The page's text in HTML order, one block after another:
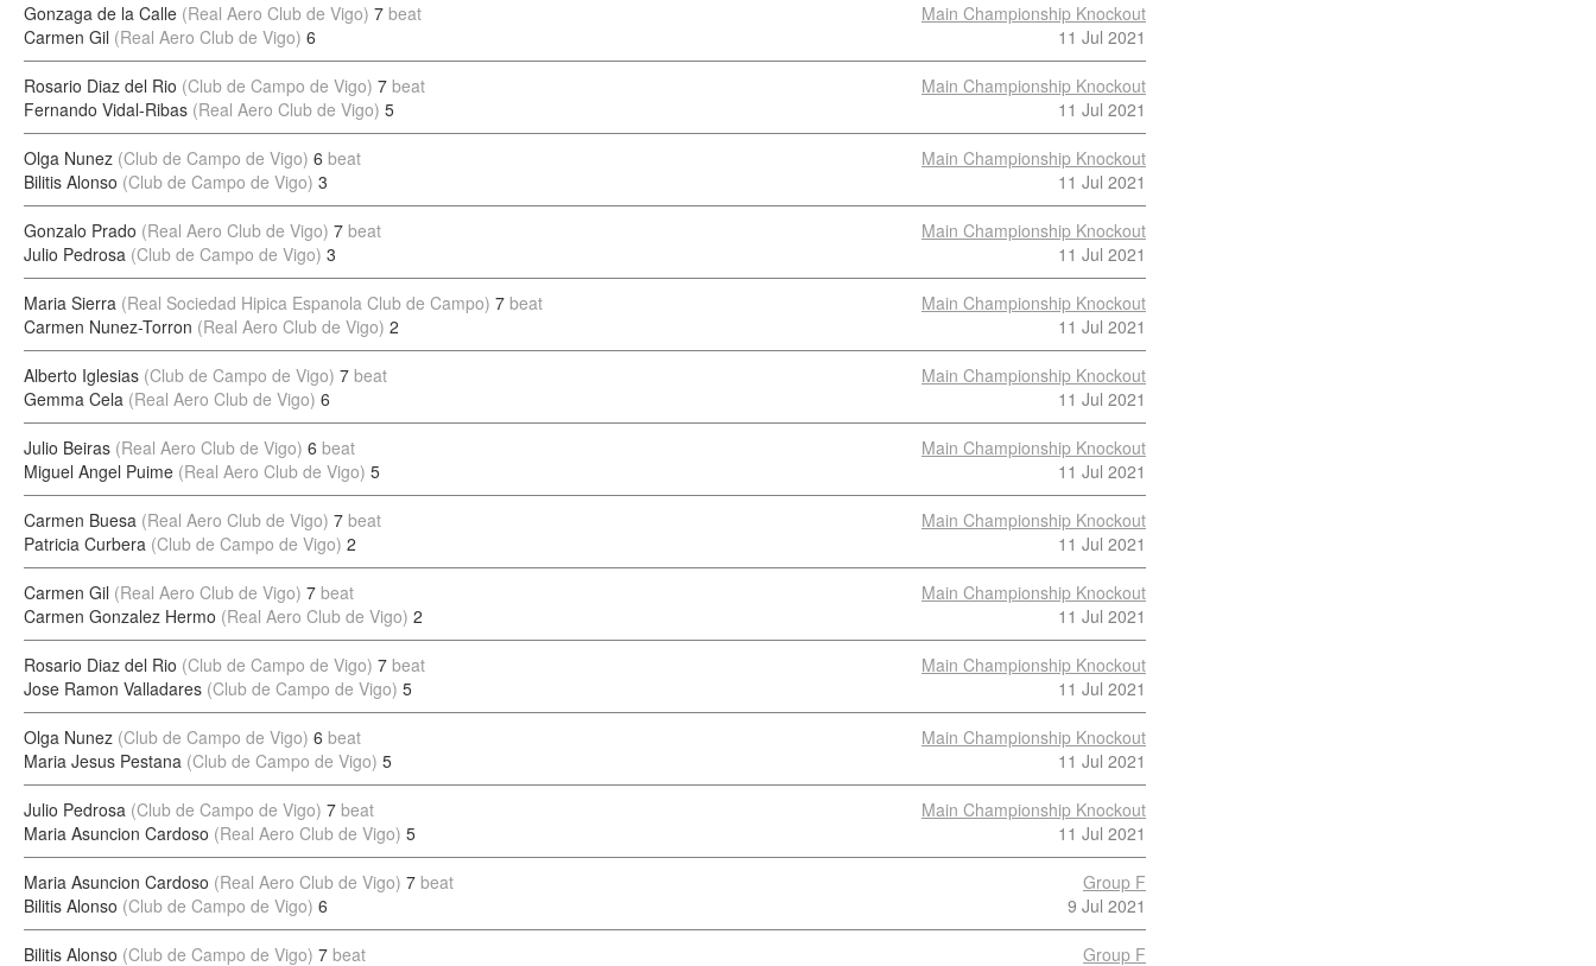
Gonzaga de la Calle (Real Aero Club de Vigo) 7 beat
Carmen Gil (Real Aero Club de Vigo) 6
Main Championship Knockout
11 Jul 2021
Rosario Diaz del Rio (Club de Campo de Vigo) 7 beat
Fernando Vidal-Ribas (Real Aero Club de Vigo) 5
Main Championship Knockout
11 Jul 2021
Olga Nunez (Club de Campo de Vigo) 6 beat
Bilitis Alonso (Club de Campo de Vigo) 3
Main Championship Knockout
11 Jul 2021
Gonzalo Prado (Real Aero Club de Vigo) 7 beat
Julio Pedrosa (Club de Campo de Vigo) 3
Main Championship Knockout
11 Jul 2021
Maria Sierra (Real Sociedad Hipica Espanola Club de Campo) 7 beat
Carmen Nunez-Torron (Real Aero Club de Vigo) 2
Main Championship Knockout
11 Jul 2021
Alberto Iglesias (Club de Campo de Vigo) 7 beat
Gemma Cela (Real Aero Club de Vigo) 6
Main Championship Knockout
11 Jul 2021
Julio Beiras (Real Aero Club de Vigo) 6 beat
Miguel Angel Puime (Real Aero Club de Vigo) 5
Main Championship Knockout
11 Jul 2021
Carmen Buesa (Real Aero Club de Vigo) 7 beat
Patricia Curbera (Club de Campo de Vigo) 2
Main Championship Knockout
11 Jul 2021
Carmen Gil (Real Aero Club de Vigo) 7 beat
Carmen Gonzalez Hermo (Real Aero Club de Vigo) 2
Main Championship Knockout
11 Jul 2021
Rosario Diaz del Rio (Club de Campo de Vigo) 7 beat
Jose Ramon Valladares (Club de Campo de Vigo) 5
Main Championship Knockout
11 Jul 2021
Olga Nunez (Club de Campo de Vigo) 6 beat
Maria Jesus Pestana (Club de Campo de Vigo) 5
Main Championship Knockout
11 Jul 2021
Julio Pedrosa (Club de Campo de Vigo) 7 beat
Maria Asuncion Cardoso (Real Aero Club de Vigo) 5
Main Championship Knockout
11 Jul 2021
Maria Asuncion Cardoso (Real Aero Club de Vigo) 7 beat
Bilitis Alonso (Club de Campo de Vigo) 6
Group F
9 Jul 2021
Bilitis Alonso (Club de Campo de Vigo) 7 beat Group F